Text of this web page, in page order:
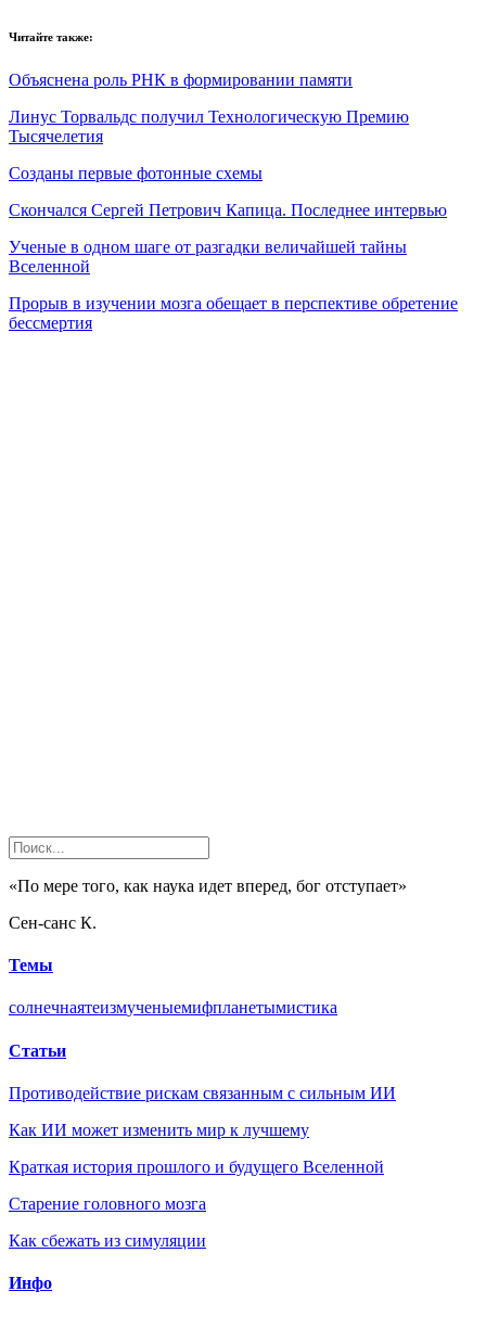
Читайте также:
Объяснена роль РНК в формировании памяти
Линус Торвальдс получил Технологическую Премию
Тысячелетия
Созданы первые фотонные схемы
Скончался Сергей Петрович Капица. Последнее интервью
Ученые в одном шаге от разгадки величайшей тайны
Вселенной
Прорыв в изучении мозга обещает в перспективе обретение
бессмертия
«По мере того, как наука идет вперед, бог отступает»
Сен-санс К.
Темы
солнечнаятеизмученыемифпланетымистика
Статьи
Противодействие рискам связанным с сильным ИИ
Как ИИ может изменить мир к лучшему
Краткая история прошлого и будущего Вселенной
Старение головного мозга
Как сбежать из симуляции
Инфо